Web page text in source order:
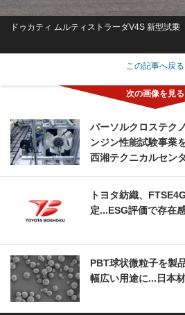
ドゥカティ ムルティストラーダV4S 新型試乗
この記事へ戻る
パーソルクロステク
ンジン性能試験事業
西湘テクニカルセン
トヨタ紡織、
定...ESG評価で存在
PBT球状微粒子を製
幅広い用途に...日本